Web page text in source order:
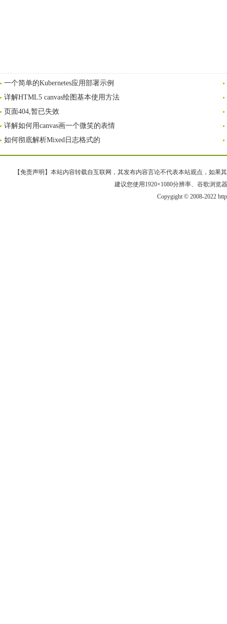
一个简单的Kubernetes应用部署示例
详解HTML5 canvas绘图基本使用方法
页面404,暂已失效
详解如何用canvas画一个微笑的表情
如何彻底解析Mixed日志格式的
【免责声明】本站内容转载自互联网，其发布内容言论不代表本站观点，如果
建议您使用1920×1080分辨率、谷歌浏览
Copygight © 2008-2022